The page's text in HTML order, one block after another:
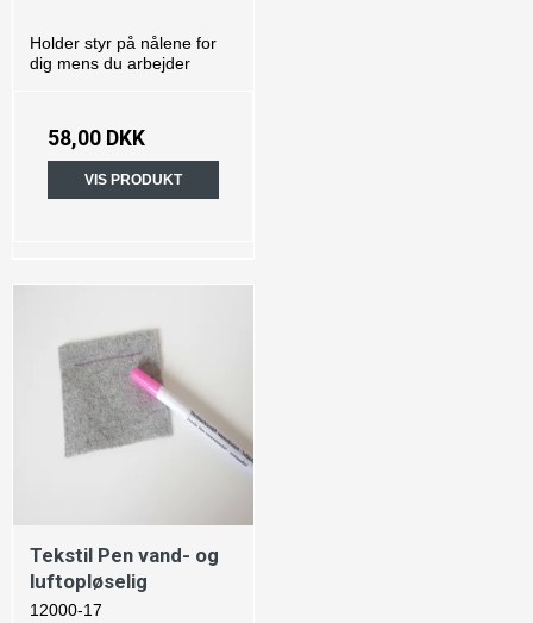
Holder styr på nålene for
dig mens du arbejder
58,00 DKK
VIS PRODUKT
Tekstil Pen vand- og
luftopløselig
12000-17